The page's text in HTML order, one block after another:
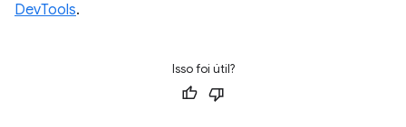
DevTools.
Isso foi útil?